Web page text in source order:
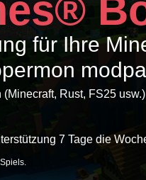
für Ihre
Rust, FS25 usw.)
7 Tage die